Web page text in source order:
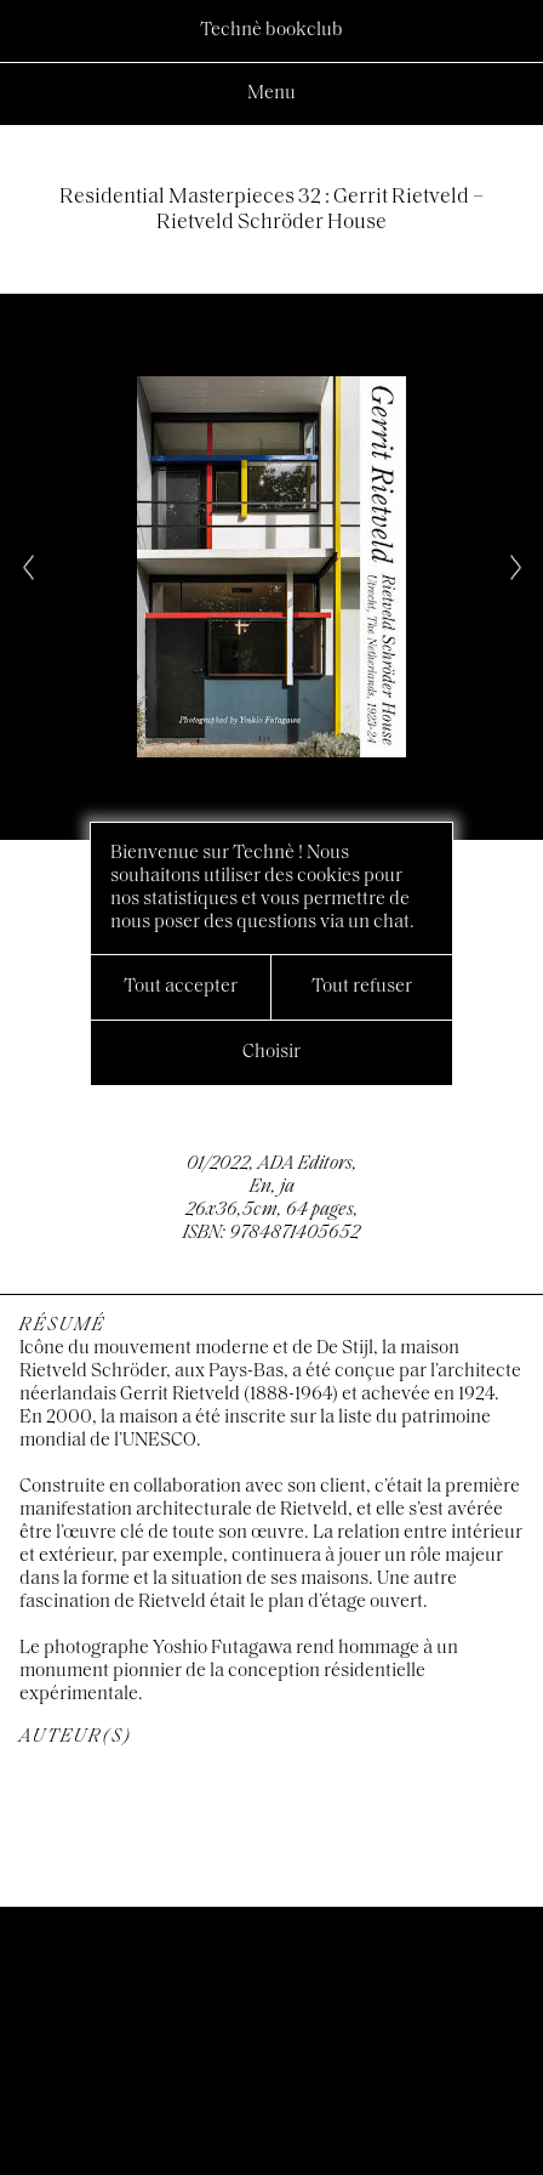
Technè bookclub
Menu
Residential Masterpieces 32 : Gerrit Rietveld –
Rietveld Schröder House
01/2022, ADA Editors,
En, ja
26x36,5cm, 64 pages,
ISBN: 9784871405652
RÉSUMÉ
Icône du mouvement moderne et de De Stijl, la maison
Rietveld Schröder, aux Pays-Bas, a été conçue par l’architecte
néerlandais Gerrit Rietveld (1888-1964) et achevée en 1924.
En 2000, la maison a été inscrite sur la liste du patrimoine
mondial de l’UNESCO.
Construite en collaboration avec son client, c’était la première
manifestation architecturale de Rietveld, et elle s’est avérée
être l’œuvre clé de toute son œuvre. La relation entre intérieur
et extérieur, par exemple, continuera à jouer un rôle majeur
dans la forme et la situation de ses maisons. Une autre
fascination de Rietveld était le plan d’étage ouvert.
Le photographe Yoshio Futagawa rend hommage à un
monument pionnier de la conception résidentielle
expérimentale.
AUTEUR(S)
Bienvenue sur Technè ! Nous
souhaitons utiliser des cookies pour
nos statistiques et vous permettre de
nous poser des questions via un chat.
Tout accepter Tout refuser
Choisir